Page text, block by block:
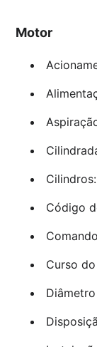
Motor
Código
Curso